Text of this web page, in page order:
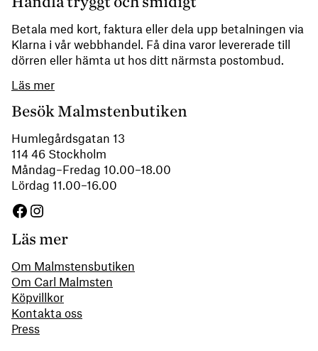
Betala med kort, faktura eller dela upp betalningen via
Klarna i vår webbhandel. Få dina varor levererade till
dörren eller hämta ut hos ditt närmsta postombud.
Läs mer
Besök Malmstenbutiken
Humlegårdsgatan 13
114 46 Stockholm
Måndag–Fredag 10.00–18.00
Lördag 11.00–16.00
Facebook
Instagram
Läs mer
Om Malmstensbutiken
Om Carl Malmsten
Köpvillkor
Kontakta oss
Press